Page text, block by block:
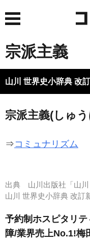
宗派主義
山川 世界史小辞典 改
宗派主義(しゅ
⇒コミュナリズム
出典 山川出版社「山
山川 世界史小辞典 改
予約制ホスピタリ
障/業界売上No.1!梅